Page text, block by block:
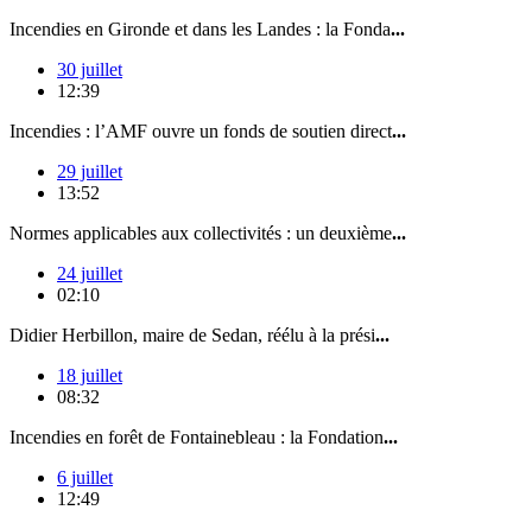
Incendies en Gironde et dans les Landes : la Fonda...
30 juillet
12:39
Incendies : l’AMF ouvre un fonds de soutien direct...
29 juillet
13:52
Normes applicables aux collectivités : un deuxième...
24 juillet
02:10
Didier Herbillon, maire de Sedan, réélu à la prési...
18 juillet
08:32
Incendies en forêt de Fontainebleau : la Fondation...
6 juillet
12:49